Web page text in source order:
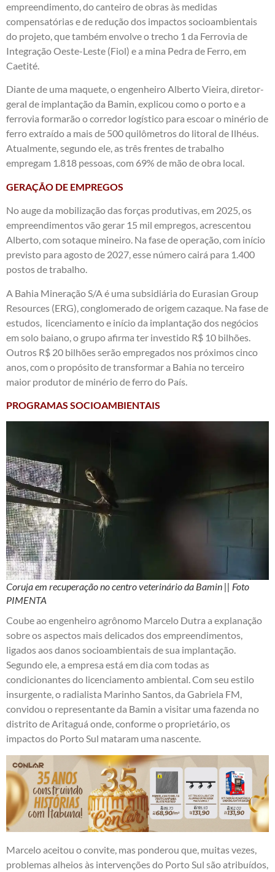
empreendimento, do canteiro de obras às medidas
compensatórias e de redução dos impactos socioambientais
do projeto, que também envolve o trecho 1 da Ferrovia de
Integração Oeste-Leste (Fiol) e a mina Pedra de Ferro, em
Caetité.
Diante de uma maquete, o engenheiro Alberto Vieira, diretor-
geral de implantação da Bamin, explicou como o porto e a
ferrovia formarão o corredor logístico para escoar o minério de
ferro extraído a mais de 500 quilômetros do litoral de Ilhéus.
Atualmente, segundo ele, as três frentes de trabalho
empregam 1.818 pessoas, com 69% de mão de obra local.
GERAÇÃO DE EMPREGOS
No auge da mobilização das forças produtivas, em 2025, os
empreendimentos vão gerar 15 mil empregos, acrescentou
Alberto, com sotaque mineiro. Na fase de operação, com início
previsto para agosto de 2027, esse número cairá para 1.400
postos de trabalho.
A Bahia Mineração S/A é uma subsidiária do Eurasian Group
Resources (ERG), conglomerado de origem cazaque. Na fase de
estudos, licenciamento e início da implantação dos negócios
em solo baiano, o grupo afirma ter investido R$ 10 bilhões.
Outros R$ 20 bilhões serão empregados nos próximos cinco
anos, com o propósito de transformar a Bahia no terceiro
maior produtor de minério de ferro do País.
PROGRAMAS SOCIOAMBIENTAIS
Coruja em recuperação no centro veterinário da Bamin || Foto
PIMENTA
Coube ao engenheiro agrônomo Marcelo Dutra a explanação
sobre os aspectos mais delicados dos empreendimentos,
ligados aos danos socioambientais de sua implantação.
Segundo ele, a empresa está em dia com todas as
condicionantes do licenciamento ambiental. Com seu estilo
insurgente, o radialista Marinho Santos, da Gabriela FM,
convidou o representante da Bamin a visitar uma fazenda no
distrito de Aritaguá onde, conforme o proprietário, os
impactos do Porto Sul mataram uma nascente.
Marcelo aceitou o convite, mas ponderou que, muitas vezes,
problemas alheios às intervenções do Porto Sul são atribuídos,